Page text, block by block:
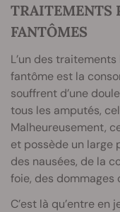
TRAITEMENTS
FANTÔMES
L’un des
fantôme est la
souffrent d’une
tous les amputés,
Malheureusement,
et possède un large
des nausées, de la
foie, des
C’est là qu’entre en